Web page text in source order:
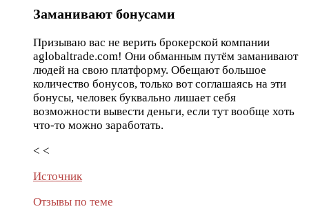
Заманивают бонусами
Призываю вас не верить брокерской компании
aglobaltrade.com! Они обманным путём заманивают
людей на свою платформу. Обещают большое
количество бонусов, только вот соглашаясь на эти
бонусы, человек буквально лишает себя
возможности вывести деньги, если тут вообще хоть
что-то можно заработать.
< <
Источник
Отзывы по теме